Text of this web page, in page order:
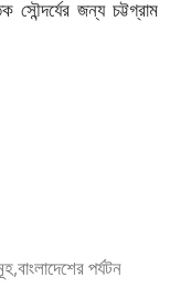
জন্য চট্টগ্রাম
,বাংলাদেশের পর্যটন